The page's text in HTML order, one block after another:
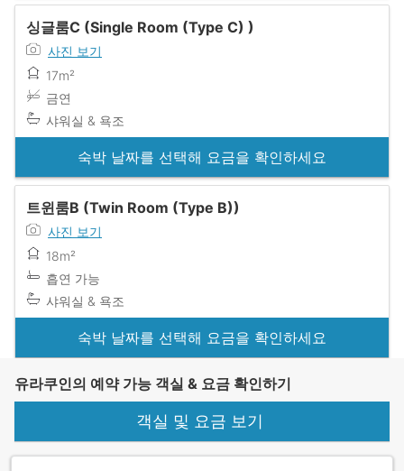
싱글룸C (Single Room (Type C) )
사진 보기
17m²
금연
샤워실 & 욕조
숙박 날짜를 선택해 요금을 확인하세요
트윈룸B (Twin Room (Type B))
사진 보기
18m²
흡연 가능
샤워실 & 욕조
숙박 날짜를 선택해 요금을 확인하세요
유라쿠인의 예약 가능 객실 & 요금 확인하기
객실 및 요금 보기